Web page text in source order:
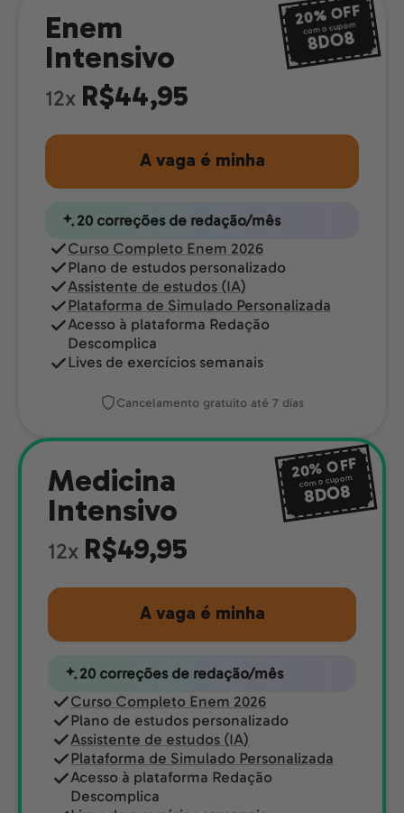
20%OFF
com o cupom
8DO8
Enem
Intensivo
12x R$44,95
A vaga é minha
20 correções de redação/mês
Curso Completo Enem 2026
Plano de estudos personalizado
Assistente de estudos (IA)
Plataforma de Simulado Personalizada
Acesso à plataforma Redação
Descomplica
Lives de exercícios semanais
Cancelamento gratuito até 7 dias
20% OFF
com o cupom
8DO8
Medicina
Intensivo
12x R$49,95
A vaga é minha
20 correções de redação/mês
Curso Completo Enem 2026
Plano de estudos personalizado
Assistente de estudos (IA)
Plataforma de Simulado Personalizada
Acesso à plataforma Redação
Descomplica